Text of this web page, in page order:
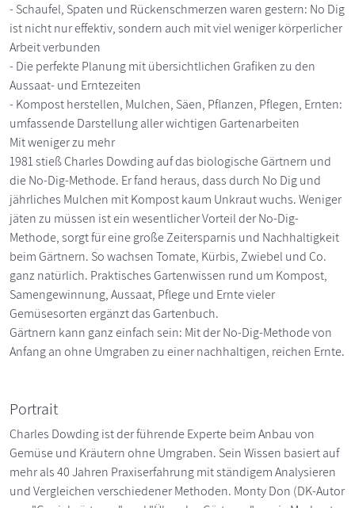
- Schaufel, Spaten und Rückenschmerzen waren gestern: No Dig
ist nicht nur effektiv, sondern auch mit viel weniger körperlicher
Arbeit verbunden
- Die perfekte Planung mit übersichtlichen Grafiken zu den
Aussaat- und Erntezeiten
- Kompost herstellen, Mulchen, Säen, Pflanzen, Pflegen, Ernten:
umfassende Darstellung aller wichtigen Gartenarbeiten
Mit weniger zu mehr
1981 stieß Charles Dowding auf das biologische Gärtnern und
die No-Dig-Methode. Er fand heraus, dass durch No Dig und
jährliches Mulchen mit Kompost kaum Unkraut wuchs. Weniger
jäten zu müssen ist ein wesentlicher Vorteil der No-Dig-
Methode, sorgt für eine große Zeitersparnis und Nachhaltigkeit
beim Gärtnern. So wachsen Tomate, Kürbis, Zwiebel und Co.
ganz natürlich. Praktisches Gartenwissen rund um Kompost,
Samengewinnung, Aussaat, Pflege und Ernte vieler
Gemüsesorten ergänzt das Gartenbuch.
Gärtnern kann ganz einfach sein: Mit der No-Dig-Methode von
Anfang an ohne Umgraben zu einer nachhaltigen, reichen Ernte.
Portrait
Charles Dowding ist der führende Experte beim Anbau von
Gemüse und Kräutern ohne Umgraben. Sein Wissen basiert auf
mehr als 40 Jahren Praxiserfahrung mit ständigem Analysieren
und Vergleichen verschiedener Methoden. Monty Don (DK-Autor